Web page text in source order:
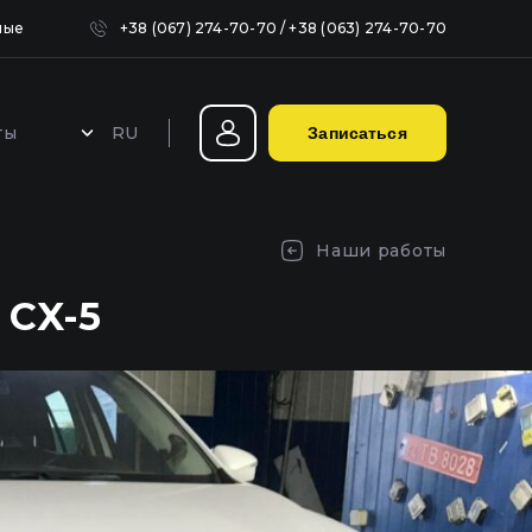
+38 (067) 274-70-70 / +38 (063) 274-70-70
RU Записаться
Наши работы
5